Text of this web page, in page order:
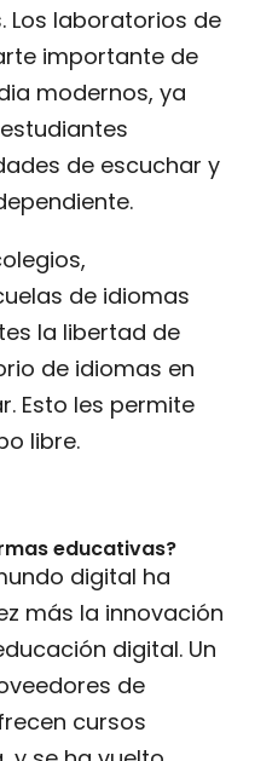
Los laboratorios de
importante de
modernos, ya
de escuchar y
de idiomas
la libertad de
de idiomas en
Esto les permite
libre.
educativas?
digital ha
más la innovación
digital. Un
de
cursos